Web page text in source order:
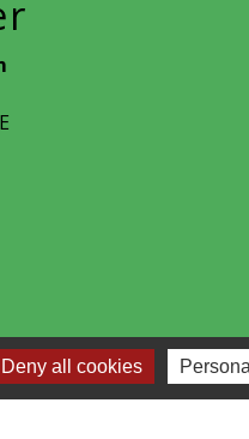
Deny all cookies